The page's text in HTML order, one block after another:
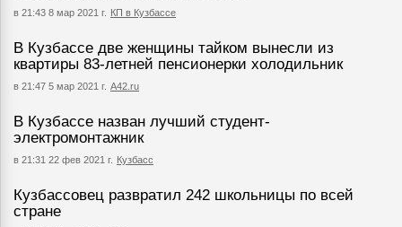
в 21:43 8 мар 2021 г. КП в Кузбассе
В Кузбассе две женщины тайком вынесли из
квартиры 83-летней пенсионерки холодильник
в 21:47 5 мар 2021 г. А42.ru
В Кузбассе назван лучший студент-
электромонтажник
в 21:31 22 фев 2021 г. Кузбасс
Кузбассовец развратил 242 школьницы по всей
стране